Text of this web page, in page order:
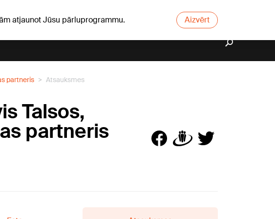
atjaunot Jūsu pārluprogrammu. Aizvērt
partneris Atsauksmes
Talsos,
partneris